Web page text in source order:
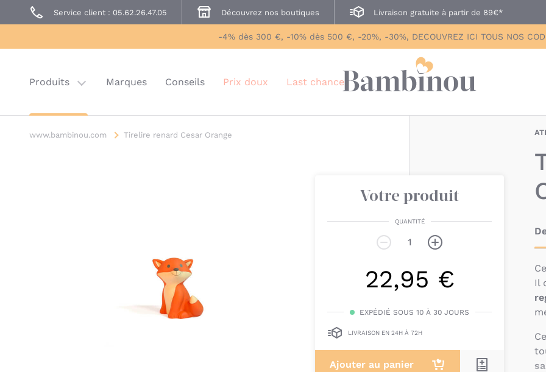
Service client : 05.62.26.47.05 Découvrez nos boutiques Livraison gratuite à partir de 89€*
-4% dès 300 €, -10% dès 500 €, -20%, -30%, DECOUVREZ ICI TOUS NOS
Produits
Prêt à Porter
Last chance
Marques Conseils Prix doux Last chance
www.bambinou.com Tirelire renard Cesar Orange
Votre produit
QUANTITÉ
22,95 €
EXPÉDIÉ SOUS 10 À 30 JOURS
LIVRAISON EN 24H À 72H
Ajouter au panier
Ce
Il